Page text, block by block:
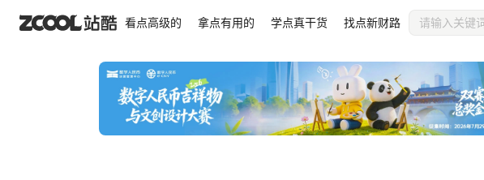
看点高级的 拿点有用的 学点真干货 找点新财路
【我司案例】辣椒酱包装设计